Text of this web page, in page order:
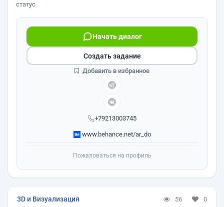
статус
+79213003745
Начать диалог
www.behance.net/ar_do
Создать задание
Добавить в избранное
Пожаловаться на профиль
3D и Визуализация 56 0